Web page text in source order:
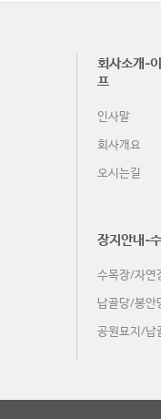
회사소개-
프
인사말
회사개요
오시는길
장지안내-
수목장/자연
납골당/봉안
공원묘지/납